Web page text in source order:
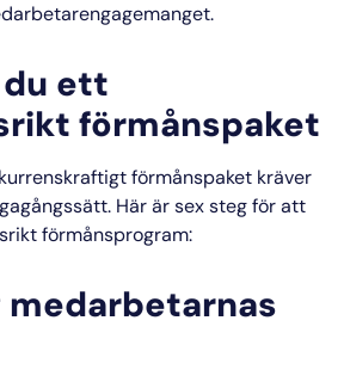
du ett
förmånspaket
förmånspaket kräver
Här är sex steg för att
förmånsprogram:
medarbetarnas